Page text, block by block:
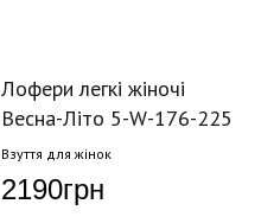
Лофери легкі жіночі
Весна-Літо 5-W-176-225
Взуття для жінок
2190грн